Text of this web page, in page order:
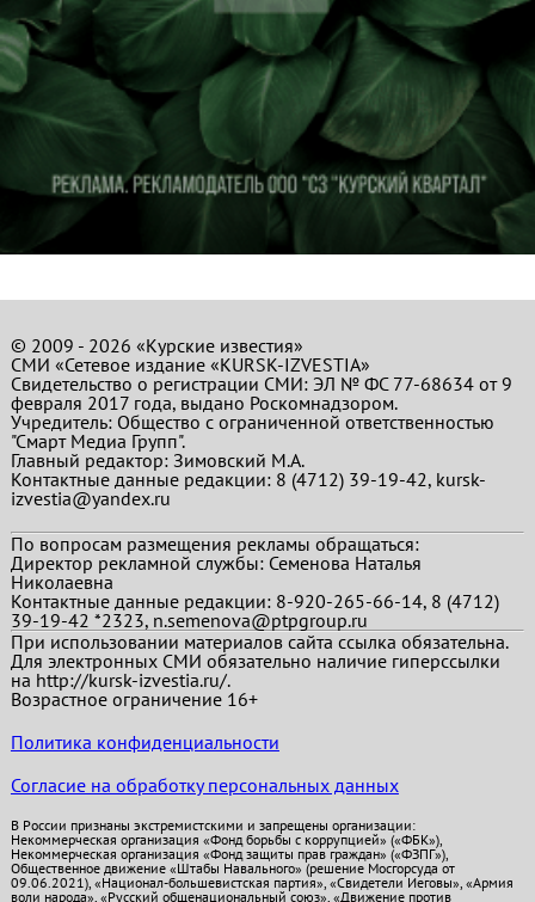
© 2009 - 2026 «Курские известия»
СМИ «Сетевое издание «KURSK-IZVESTIA»
Свидетельство о регистрации СМИ: ЭЛ № ФС 77-68634 от 9
февраля 2017 года, выдано Роскомнадзором.
Учредитель: Общество с ограниченной ответственностью
"Смарт Медиа Групп".
Главный редактор:Зимовский М.А.
Контактные данные редакции: 8 (4712) 39-19-42, kursk-
izvestia@yandex.ru
По вопросам размещения рекламы обращаться:
Директор рекламной службы: Семенова Наталья
Николаевна
Контактные данные редакции: 8-920-265-66-14, 8 (4712)
39-19-42 *2323, n.semenova@ptpgroup.ru
При использовании материалов сайта ссылка обязательна.
Для электронных СМИ обязательно наличие гиперссылки
на http://kursk-izvestia.ru/.
Возрастное ограничение 16+
Политика конфиденциальности
Согласие на обработку персональных данных
В России признаны экстремистскими и запрещены организации:
Некоммерческая организация «Фонд борьбы с коррупцией» («ФБК»),
Некоммерческая организация «Фонд защиты прав граждан» («ФЗПГ»),
Общественное движение «Штабы Навального» (решение Мосгорсуда от
09.06.2021), «Национал-большевистская партия», «Свидетели Иеговы», «Армия
воли народа», «Русский общенациональный союз», «Движение против